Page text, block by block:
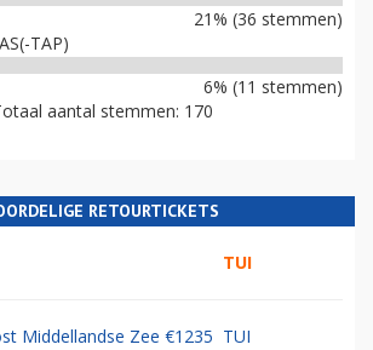
21% (36 stemmen)
TAP)
6% (11 stemmen)
aantal stemmen: 170
RETOURTICKETS
TUI
Middellandse Zee €1235 TUI